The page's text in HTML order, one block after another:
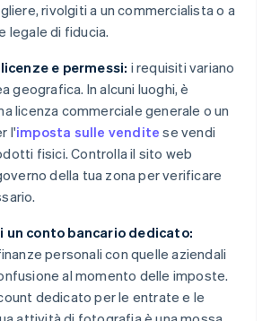
rivolgiti a un commercialista o a
legale di fiducia.
e permessi: i requisiti variano
geografica. In alcuni luoghi, è
licenza commerciale generale o un
l'imposta sulle vendite se vendi
fisici. Controlla il sito web
della tua zona per verificare
un conto bancario dedicato:
personali con quelle aziendali
al momento delle imposte.
dedicato per le entrate e le